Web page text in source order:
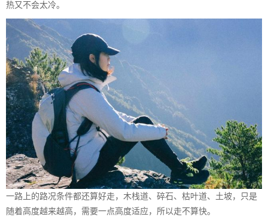
热又不会太冷。
一路上的路况条件都还算好走，木栈道、碎石、枯叶道、土坡，只是
随着高度越来越高，需要一点高度适应，所以走不算快。